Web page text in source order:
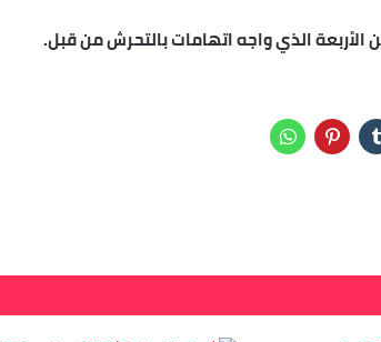
الأربعة الذي واجه اتهامات بالتحرش من قبل.